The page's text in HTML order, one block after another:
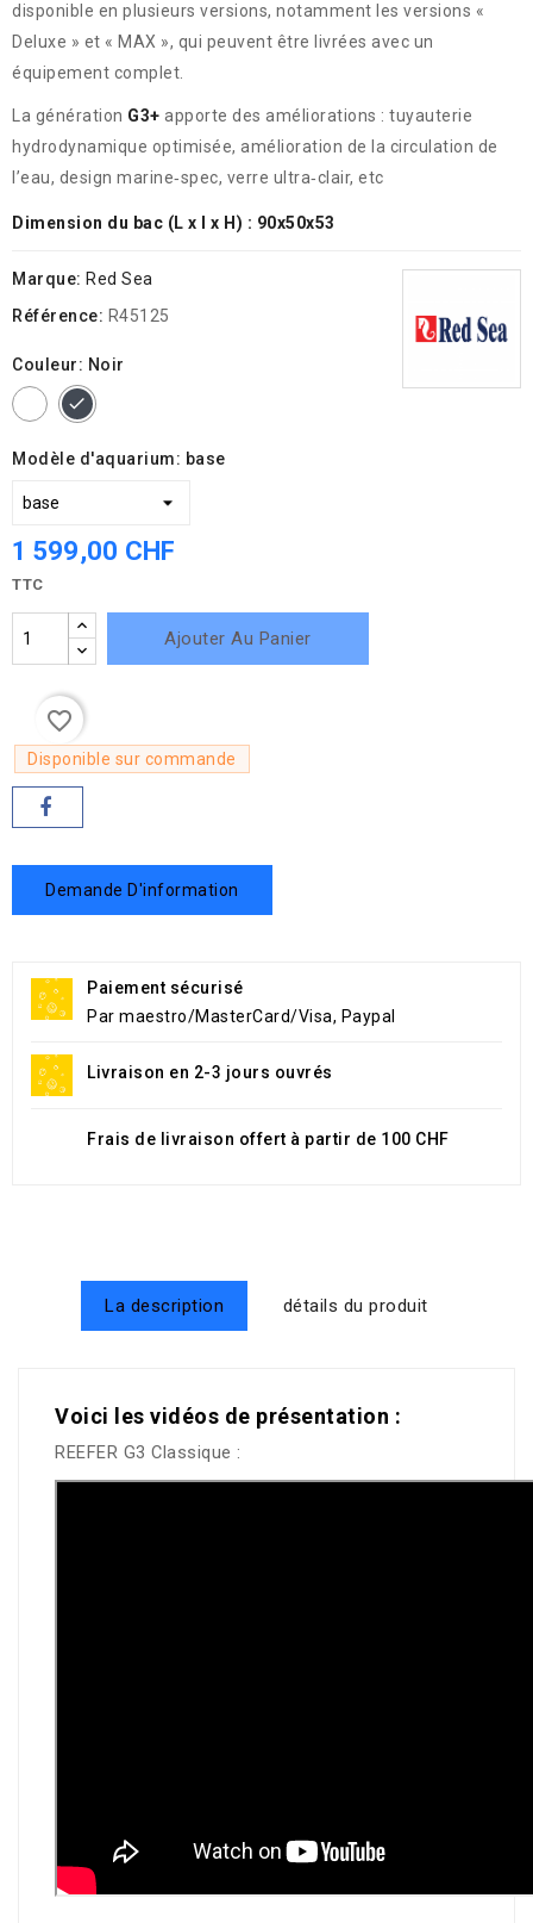
disponible en plusieurs versions, notamment les versions «
Deluxe » et « MAX », qui peuvent être livrées avec un
équipement complet.
La génération G3+ apporte des améliorations : tuyauterie
hydrodynamique optimisée, amélioration de la circulation de
l’eau, design marine‑spec, verre ultra‑clair, etc
Dimension du bac (L x l x H) : 90x50x53
Marque: Red Sea
Référence: R45125
Couleur: Noir
Blanc
Noir
Modèle d'aquarium: base
1 599,00 CHF
TTC
Ajouter Au Panier
favorite_border
Disponible sur commande
Demande D'information
Paiement sécurisé
Par maestro/MasterCard/Visa, Paypal
Livraison en 2-3 jours ouvrés
Frais de livraison offert à partir de 100 CHF
La description détails du produit
Voici les vidéos de présentation :
REEFER G3 Classique :